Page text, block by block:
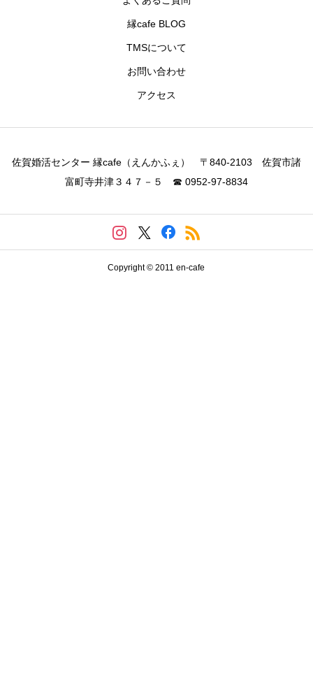
縁cafe BLOG
TMSについて
お問い合わせ
アクセス
佐賀婚活センター 縁cafe（えんかふぇ） 〒840-2103 佐賀市諸
富町寺井津３４７－５ ☎ 0952-97-8834
Copyright © 2011 en-cafe